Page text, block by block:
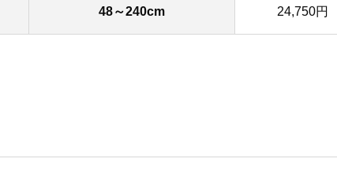
48～240cm 24,750円